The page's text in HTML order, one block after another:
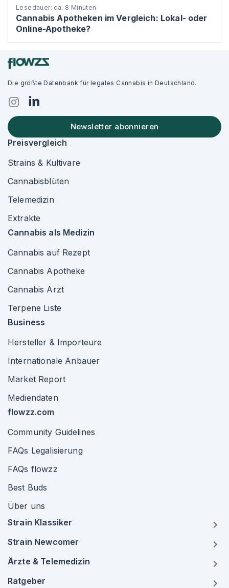
Lesedauer: ca. 8 Minuten
Cannabis Apotheken im Vergleich: Lokal- oder
Online-Apotheke?
Die größte Datenbank für legales Cannabis in Deutschland.
Newsletter abonnieren
Preisvergleich
Strains & Kultivare
Cannabisblüten
Telemedizin
Extrakte
Cannabis als Medizin
Cannabis auf Rezept
Cannabis Apotheke
Cannabis Arzt
Terpene Liste
Business
Hersteller & Importeure
Internationale Anbauer
Market Report
Mediendaten
flowzz.com
Community Guidelines
FAQs Legalisierung
FAQs flowzz
Best Buds
Über uns
Strain Klassiker
Strain Newcomer
Ärzte & Telemedizin
Ratgeber